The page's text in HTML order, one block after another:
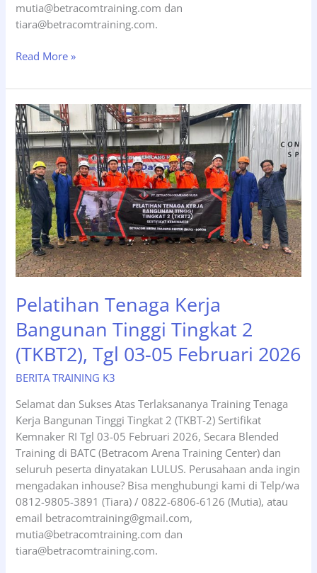
mutia@betracomtraining.com dan
tiara@betracomtraining.com.
Pelatihan
Kerja
Bangunan
Tinggi
Tingkat
2
(TKBT2),
Tgl
11-
13
Februari
2026
Read More »
Pelatihan Tenaga Kerja
Bangunan Tinggi Tingkat 2
(TKBT2), Tgl 03-05 Februari 2026
BERITA TRAINING K3
Selamat dan Sukses Atas Terlaksananya Training Tenaga
Kerja Bangunan Tinggi Tingkat 2 (TKBT-2) Sertifikat
Kemnaker RI Tgl 03-05 Februari 2026, Secara Blended
Training di BATC (Betracom Arena Training Center) dan
seluruh peserta dinyatakan LULUS. Perusahaan anda ingin
mengadakan inhouse? Bisa menghubungi kami di Telp/wa
0812-9805-3891 (Tiara) / 0822-6806-6126 (Mutia), atau
email betracomtraining@gmail.com,
mutia@betracomtraining.com dan
tiara@betracomtraining.com.